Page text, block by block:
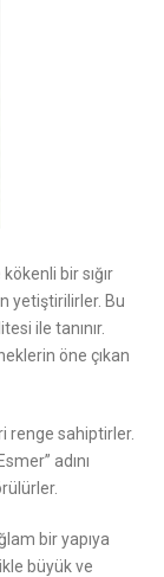
bir sığır
yetiştirilirler. Bu
ile tanınır.
öne çıkan
renge sahiptirler.
adını
bir yapıya
büyük ve